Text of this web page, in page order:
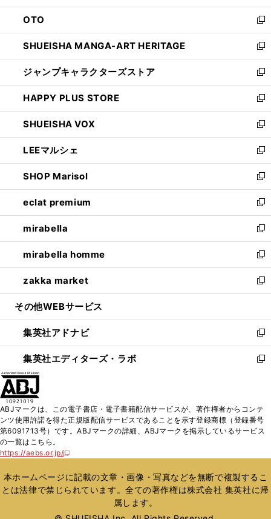
ウ
で
開
く
ン
ド
ウ
で
開
く
OTO
新
し
い
ウ
ィ
ン
ド
ウ
で
開
く
SHUEISHA MANGA-ART HERITAGE
新
し
い
ウ
ィ
ン
ド
ウ
で
開
く
ジャンプキャラクターズストア
新
し
い
ウ
ィ
ン
ド
ウ
で
開
く
HAPPY PLUS STORE
新
し
い
ウ
ィ
ン
ド
ウ
で
開
く
SHUEISHA VOX
新
し
い
ウ
ィ
ン
ド
ウ
で
開
く
LEEマルシェ
新
し
い
ウ
ィ
ン
ド
ウ
で
開
く
SHOP Marisol
新
し
い
ウ
ィ
ン
ド
ウ
で
開
eclat premium
新
し
い
ウ
ィ
ン
ド
ウ
開
く
mirabella
新
し
い
ウ
ィ
ン
ウ
で
開
く
mirabella homme
新
し
い
ウ
ン
ド
ウ
で
zakka market
新
し
ウ
ィ
ン
ド
く
その他WEBサービス
集英社アドナビ
新
し
い
ド
ウ
で
集英社エディターズ・ラボ
新
ィ
ン
ド
開
く
ABJマークは、この電子書店・電子書籍配信サービスが、著作権者からコンテ
ンツ使用許諾を得た正規版配信サービスであることを示す登録商標（登録番号
第6091713号）です。ABJマークの詳細、ABJマークを掲示しているサービス
の一覧はこちら。
https://aebs.or.jp/
新
い
ウ
ィ
本ホームページに記載の文章・画像・写真などを無断で複製するこ
とは法律で禁じられています。全ての著作権は株式会社 集英社に帰
属します。